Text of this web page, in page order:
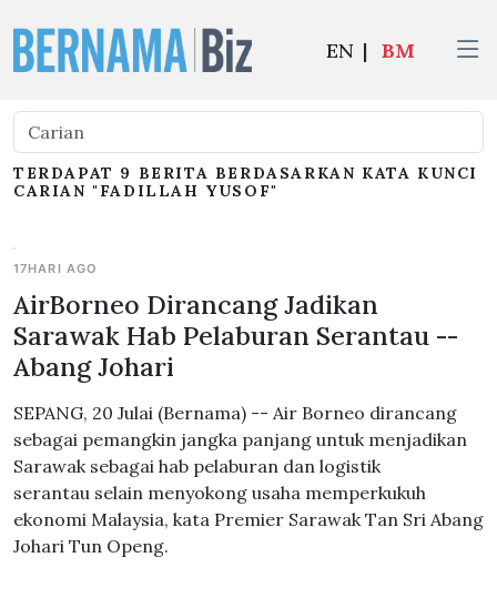
EN | BM
TERDAPAT 9 BERITA BERDASARKAN KATA KUNCI
CARIAN "FADILLAH YUSOF"
17HARI AGO
AirBorneo Dirancang Jadikan
Sarawak Hab Pelaburan Serantau --
Abang Johari
SEPANG, 20 Julai (Bernama) -- Air Borneo dirancang
sebagai pemangkin jangka panjang untuk menjadikan
Sarawak sebagai hab pelaburan dan logistik
serantau selain menyokong usaha memperkukuh
ekonomi Malaysia, kata Premier Sarawak Tan Sri Abang
Johari Tun Openg.